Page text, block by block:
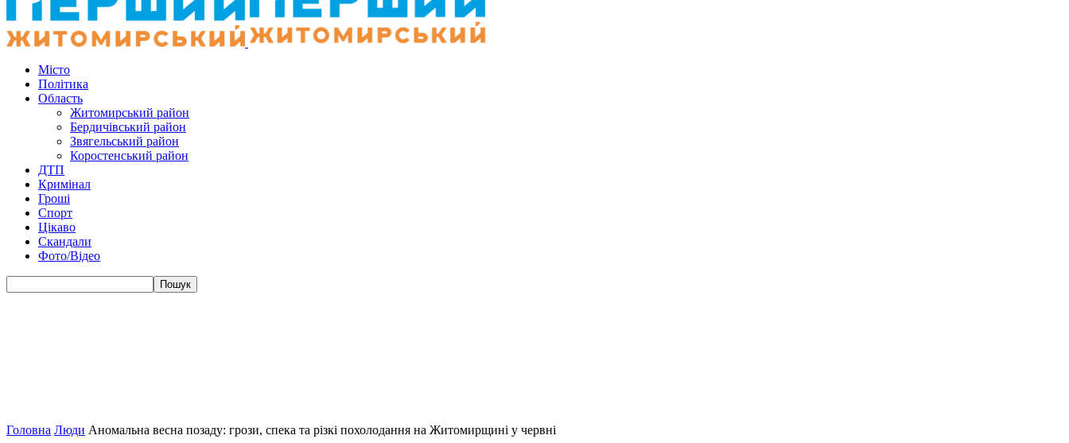
Місто
Політика
Область
Житомирський район
Бердичівський район
Звягельський район
Коростенський район
ДТП
Кримінал
Гроші
Спорт
Цікаво
Скандали
Фото/Відео
Головна Люди Аномальна весна позаду: грози, спека та різкі похолодання на Житомирщині у червні